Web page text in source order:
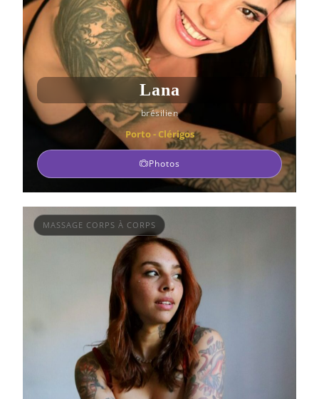
Lana
brésilien
Porto - Clérigos
Photos
MASSAGE CORPS À CORPS